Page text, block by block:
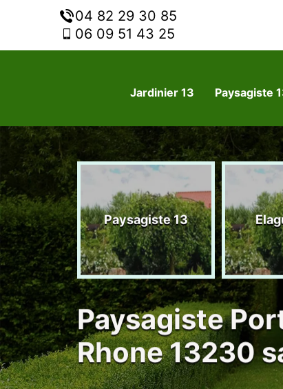
04 82 29 30 85
06 09 51 43 25
Jardinier 13 Paysagiste
13 Paysagiste 13
Paysagiste
Rhone 13230